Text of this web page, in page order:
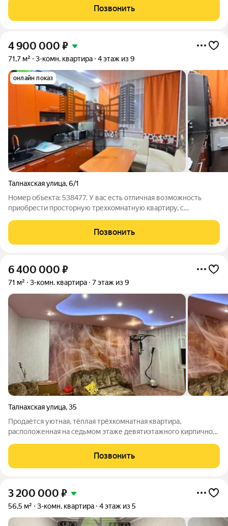
с развитой повседневной инфраструктурой: в шаговой
доступности находятся
Позвонить
4 900 000 ₽
71,7 м² 3-комн. квартира 4 этаж из 9
онлайн показ
Талнахская улица,6/1
Номер объекта: 538477. У вас есть отличная возможность
приобрести просторную трехкомнатную квартиру, с
уютное жилье площадью 71.70 кв.м., с просторной кухней 12
кв.м. Этот вариант идеально
Позвонить
6 400 000 ₽
71 м² 3-комн. квартира 7 этаж из 9
Талнахская улица,35
Продаётся уютная, тёплая трёхкомнатная квартира,
расположенная на седьмом этаже девятиэтажного кирпичного
косметический ремонт, все комнаты раздельные. Электрика и
сантехника в хорошем состоянии, все окна
Позвонить
3 200 000 ₽
56,5 м² 3-комн. квартира 4 этаж из 5